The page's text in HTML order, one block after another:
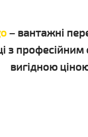
– вантажні
з професійним
вигідною